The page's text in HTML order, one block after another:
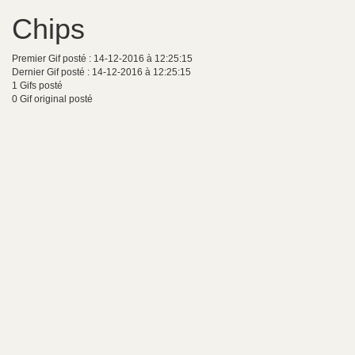
Chips
Premier Gif posté : 14-12-2016 à 12:25:15
Dernier Gif posté : 14-12-2016 à 12:25:15
1 Gifs posté
0 Gif original posté